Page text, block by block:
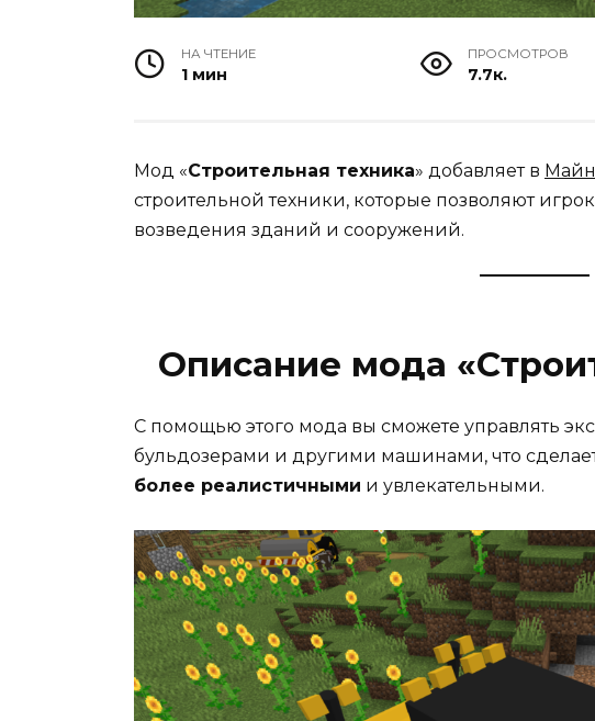
НА ЧТЕНИЕ
1 мин
ПРОСМОТРОВ
7.7к.
Мод «Строительная техника» добавляет в
строительной техники, которые позволяют
возведения зданий и сооружений.
Описание мода
С помощью этого мода вы сможете управлять
бульдозерами и другими машинами, что
более реалистичными и увлекательными.